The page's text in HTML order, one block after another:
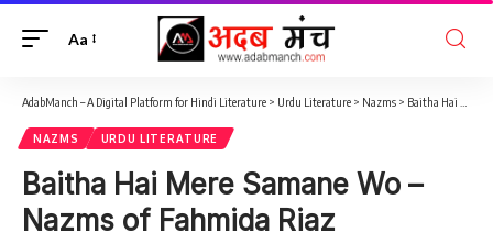
Aa
AdabManch – A Digital Platform for Hindi Literature > Urdu Literature > Nazms > Baitha Hai Mere Samane Wo – Nazms of Fahmida Riaz
NAZMS URDU LITERATURE
Baitha Hai Mere Samane Wo –
Nazms of Fahmida Riaz